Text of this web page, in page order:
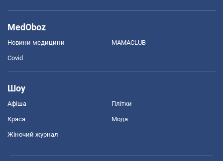
MedOboz
Новини медицини MAMACLUB
Covid
Шоу
Афіша Плітки
Краса Мода
Жіночий журнал